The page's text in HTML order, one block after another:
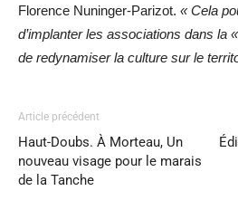
Florence Nuninger-Parizot. « Cela
d’implanter les associations dans la
de redynamiser la culture sur le
Article précédent
Haut-Doubs. À Morteau, Un
nouveau visage pour le marais
de la Tanche